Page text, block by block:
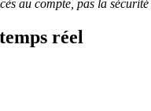
au compte, pas la
réel